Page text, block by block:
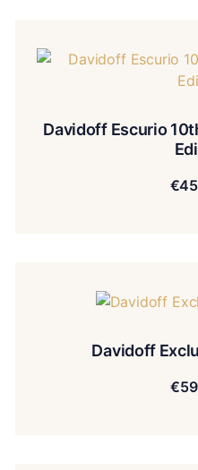
Davidoff Escurio
€
Davidoff
€